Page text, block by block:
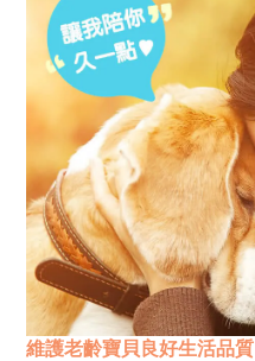
維護老齡寶貝良好生活品質